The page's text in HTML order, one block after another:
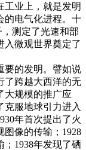
工业上，就是发明
的电气化进程。十
测定了光速和部
入微观世界奠定了
要的发明。譬如说
了跨越大西洋的无
大规模的推广应
克服地球引力进入
年首次提出了火
图像的传输；1928
1938年发现了硒